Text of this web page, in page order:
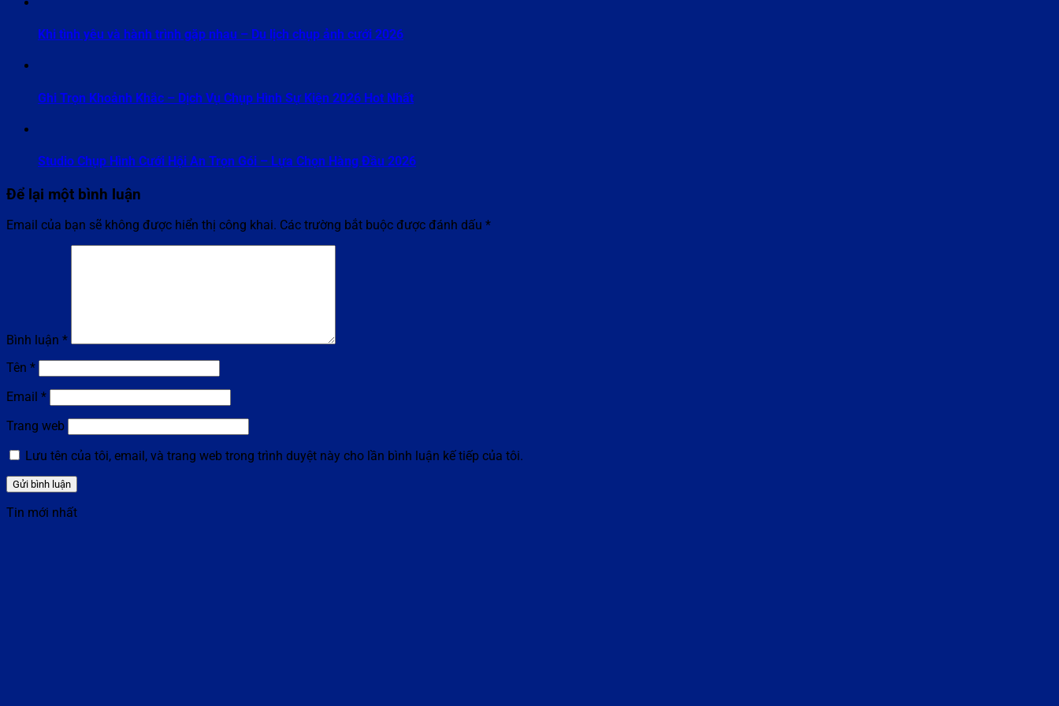
Khi tình yêu và hành trình gặp nhau – Du lịch chụp ảnh cưới 2026
Ghi Trọn Khoảnh Khắc – Dịch Vụ Chụp Hình Sự Kiện 2026 Hot Nhất
Studio Chụp Hình Cưới Hội An Trọn Gói – Lựa Chọn Hàng Đầu 2026
Để lại một bình luận
Email của bạn sẽ không được hiển thị công khai. Các trường bắt buộc được đánh dấu *
Bình luận *
Tên *
Email *
Trang web
Lưu tên của tôi, email, và trang web trong trình duyệt này cho lần bình luận kế tiếp của tôi.
Tin mới nhất